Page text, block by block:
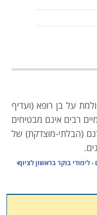
על בן רופא (ועדיף
רבים אינם מבטיחים
(הבלתי-מוצדקת) של
זו אשר מנתחת את
ואפילו
לימודי בוקר בראשון לציון